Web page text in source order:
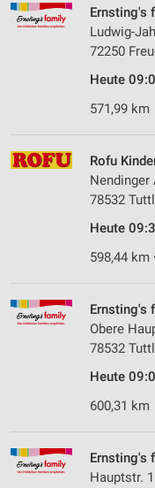
Ernsting's
Ludwig-
72250
Heute
571,99 km
Rofu
Nendinger
78532
Heute
598,44 km
Ernsting's
Obere
78532
Heute
600,31 km
Ernsting's
Hauptstr.